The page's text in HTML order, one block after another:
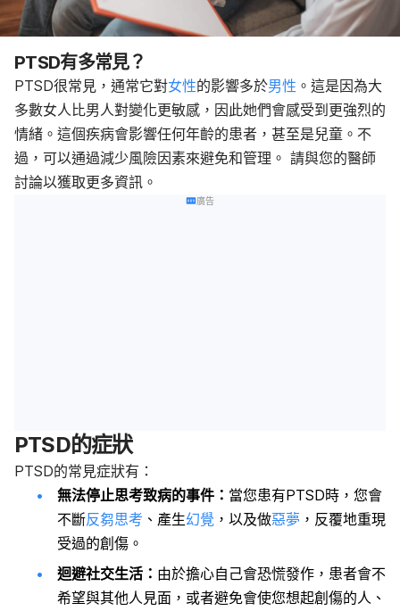
PTSD有多常見？
PTSD很常見，通常它對女性的影響多於男性 。這是因為大
多數女人比男人對變化更敏感，因此她們會感受到更強烈的
情緒。這個疾病會影響任何年齡的患者，甚至是兒童。不
過，可以通過減少風險因素來避免和管理。 請與您的醫師
討論以獲取更多資訊。
廣告
PTSD的症狀
PTSD的常見症狀有：
無法停止思考致病的事件： 當您患有PTSD時，您會
不斷反芻思考 、產生幻覺 ，以及做惡夢 ，反覆地重現
受過的創傷。
迴避社交生活： 由於擔心自己會恐慌發作，患者會不
希望與其他人見面，或者避免會使您想起創傷的人、